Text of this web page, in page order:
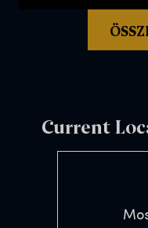
Current